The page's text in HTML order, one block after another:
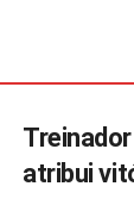
atribui